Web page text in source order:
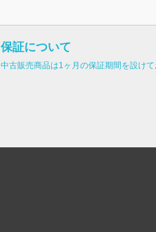
保証について
中古販売商品は1ヶ月の保証期間を設けて